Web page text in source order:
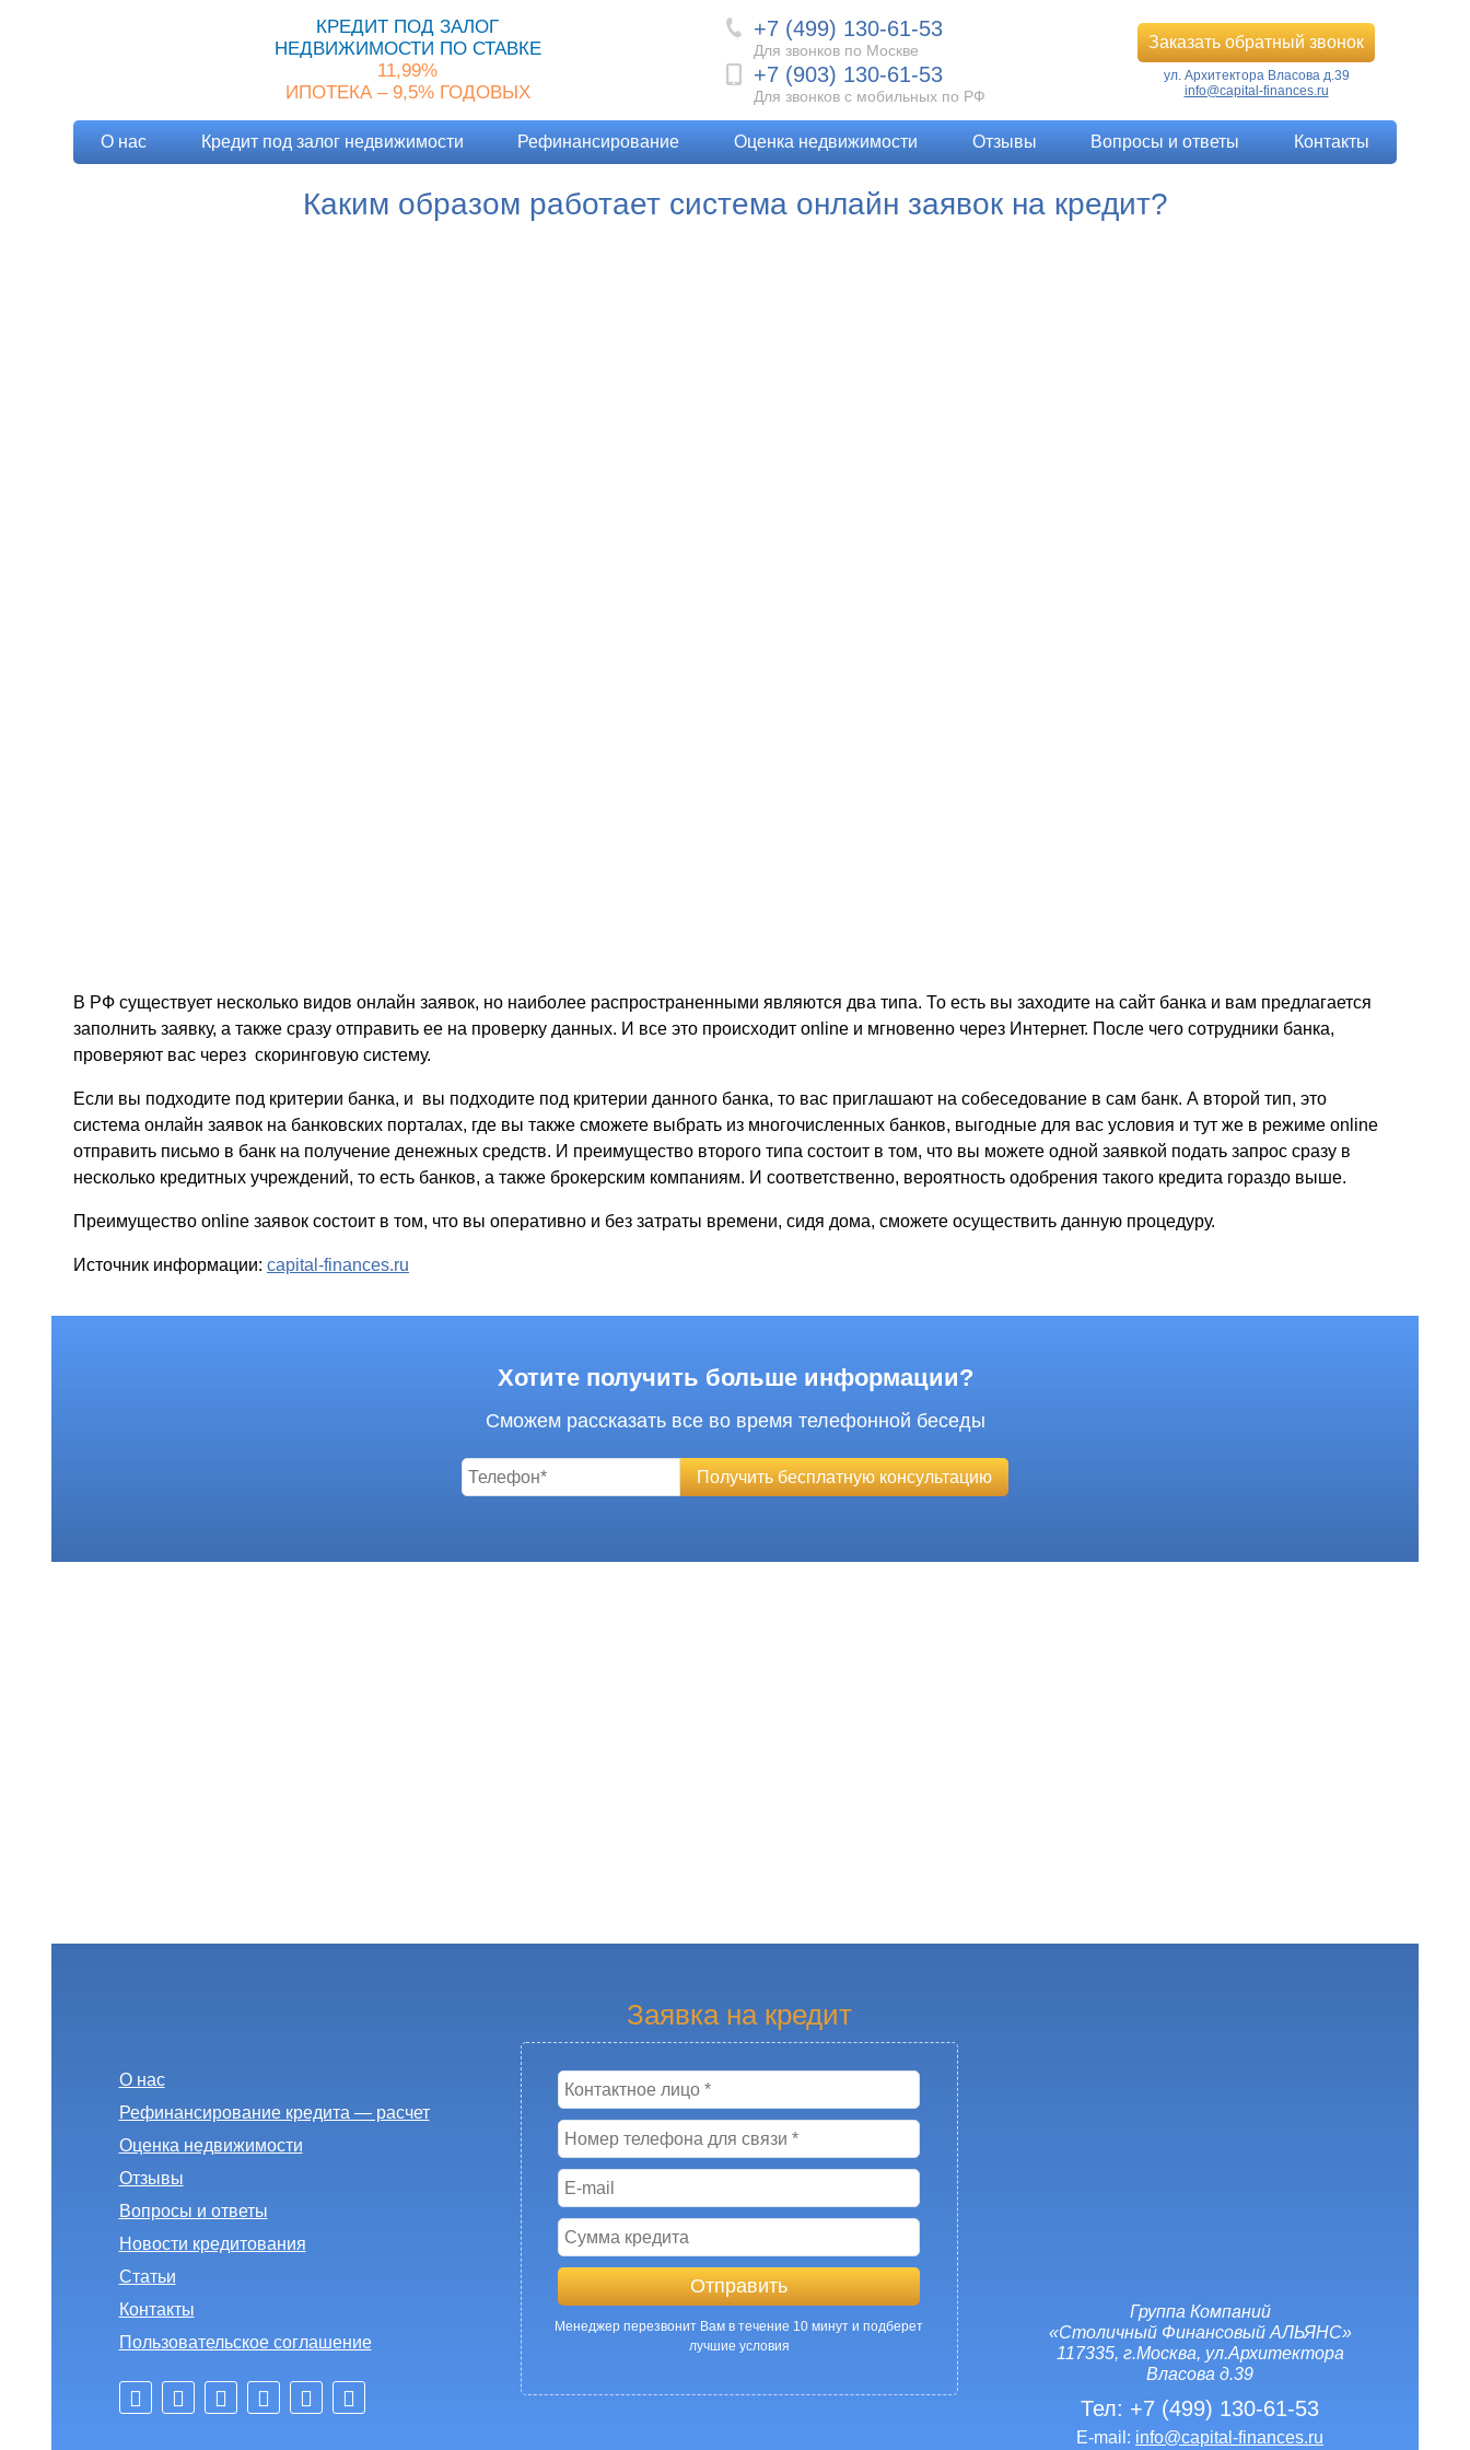
КРЕДИТ ПОД ЗАЛОГ
НЕДВИЖИМОСТИ ПО СТАВКЕ
11,99%
ИПОТЕКА – 9,5% ГОДОВЫХ
+7 (499) 130-61-53
Для звонков по Москве
+7 (903) 130-61-53
Для звонков с мобильных по РФ
Заказать обратный звонок
ул. Архитектора Власова д.39
info@capital-finances.ru
О нас Кредит под залог недвижимости Рефинансирование Оценка недвижимости Отзывы Вопросы и ответы Контакты
Каким образом работает система онлайн заявок на кредит?
В РФ существует несколько видов онлайн заявок, но наиболее распространенными являются два типа. То есть вы заходите на сайт банка и вам предлагается
заполнить заявку, а также сразу отправить ее на проверку данных. И все это происходит online и мгновенно через Интернет. После чего сотрудники банка,
проверяют вас через скоринговую систему.
Если вы подходите под критерии банка, и вы подходите под критерии данного банка, то вас приглашают на собеседование в сам банк. А второй тип, это
система онлайн заявок на банковских порталах, где вы также сможете выбрать из многочисленных банков, выгодные для вас условия и тут же в режиме online
отправить письмо в банк на получение денежных средств. И преимущество второго типа состоит в том, что вы можете одной заявкой подать запрос сразу в
несколько кредитных учреждений, то есть банков, а также брокерским компаниям. И соответственно, вероятность одобрения такого кредита гораздо выше.
Преимущество online заявок состоит в том, что вы оперативно и без затраты времени, сидя дома, сможете осуществить данную процедуру.
Источник информации: capital-finances.ru
Хотите получить больше информации?
Сможем рассказать все во время телефонной беседы
О нас
Рефинансирование кредита — расчет
Оценка недвижимости
Отзывы
Вопросы и ответы
Новости кредитования
Статьи
Контакты
Пользовательское соглашение
Заявка на кредит
Менеджер перезвонит Вам в течение 10 минут и подберет
лучшие условия
Группа Компаний
«Столичный Финансовый АЛЬЯНС»
117335, г.Москва, ул.Архитектора
Власова д.39
Тел: +7 (499) 130-61-53
E-mail: info@capital-finances.ru